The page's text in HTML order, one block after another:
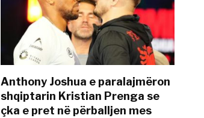
Anthony Joshua e paralajmëron
shqiptarin Kristian Prenga se
çka e pret në përballjen mes